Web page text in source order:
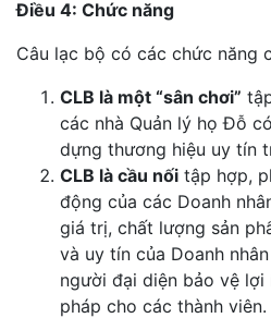
Điều 4: Chức năng
Câu lạc bộ có các chức năng
CLB là một “sân chơi”
các nhà Quản lý họ Đỗ
dựng thương hiệu uy tín
CLB là cầu nối tập hợp,
động của các Doanh
giá trị, chất lượng sản
và uy tín của Doanh
người đại diện bảo vệ lợi
pháp cho các thành viên.